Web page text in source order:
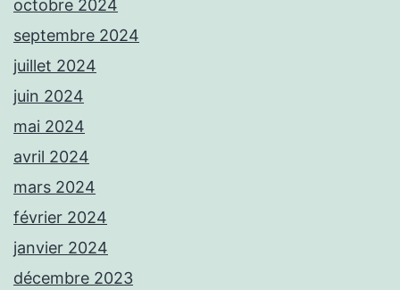
octobre 2024
septembre 2024
juillet 2024
juin 2024
mai 2024
avril 2024
mars 2024
février 2024
janvier 2024
décembre 2023